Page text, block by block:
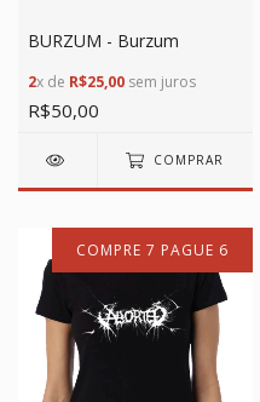
BURZUM - Burzum
2x de R$25,00 sem juros
R$50,00
COMPRAR
COMPRE 7 PAGUE 6